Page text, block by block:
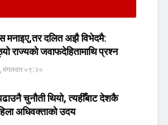
मनाइए,तर दलित अझै विभेदमै:
राज्यको जवाफदेहितामाथि प्रश्न
मंगलवार ०९:२०
चुनौती थियो, त्यहीँबाट देशकै
अधिवक्ताको उदय